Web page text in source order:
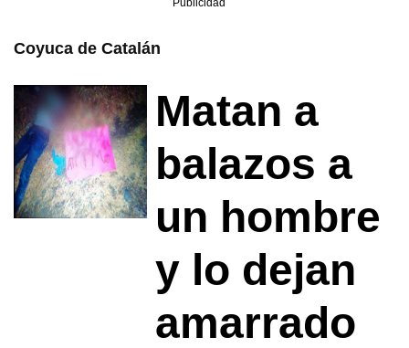
Publicidad
Coyuca de Catalán
Matan a
balazos a
un hombre
y lo dejan
amarrado